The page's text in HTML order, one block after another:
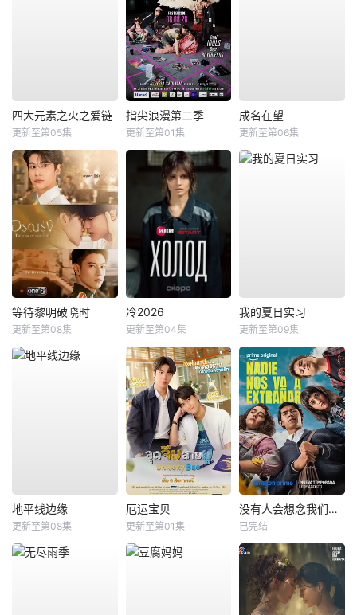
四大元素之火之爱链
更新至第05集
指尖浪漫第二季
更新至第01集
成名在望
更新至第06集
等待黎明破晓时
更新至第08集
冷2026
更新至第04集
我的夏日实习
更新至第09集
地平线边缘
更新至第08集
厄运宝贝
更新至第01集
没有人会想念我们第二季
已完结